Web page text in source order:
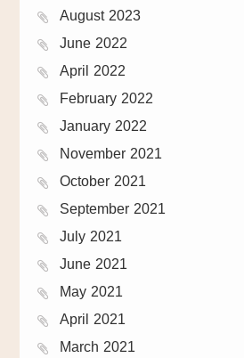
August 2023
June 2022
April 2022
February 2022
January 2022
November 2021
October 2021
September 2021
July 2021
June 2021
May 2021
April 2021
March 2021